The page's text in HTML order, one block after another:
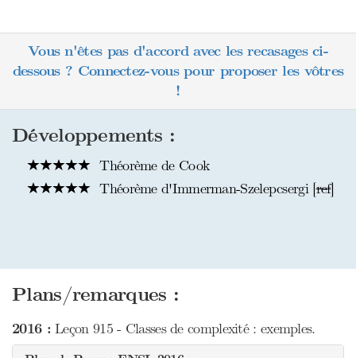
Vous n'êtes pas d'accord avec les recasages ci-
dessous ? Connectez-vous pour proposer les vôtres
!
Développements :
Théorème de Cook
Théorème d'Immerman-Szelepcsergi [ref]
Plans/remarques :
2016 :Leçon 915 - Classes de complexité : exemples.